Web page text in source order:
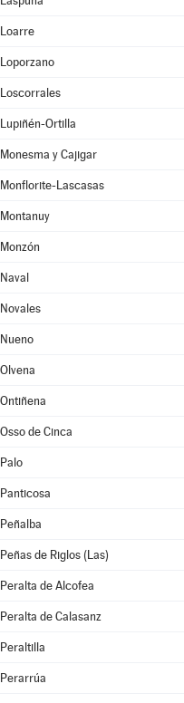
Loarre
Loporzano
Loscorrales
Lupiñén-Ortilla
Monesma y Cajigar
Monflorite-Lascasas
Montanuy
Monzón
Naval
Novales
Nueno
Olvena
Ontiñena
Osso de Cinca
Palo
Panticosa
Peñalba
Peñas de Riglos (Las)
Peralta de Alcofea
Peralta de Calasanz
Peraltilla
Perarrúa